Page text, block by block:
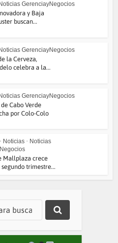
Noticias GerenciayNegocios
y Baja
buscan...
Noticias GerenciayNegocios
la Cerveza,
celebra a la...
GerenciayNegocios
Cabo Verde
por Colo-Colo
• Noticias • Noticias
Mallplaza crece
segundo trimestre...